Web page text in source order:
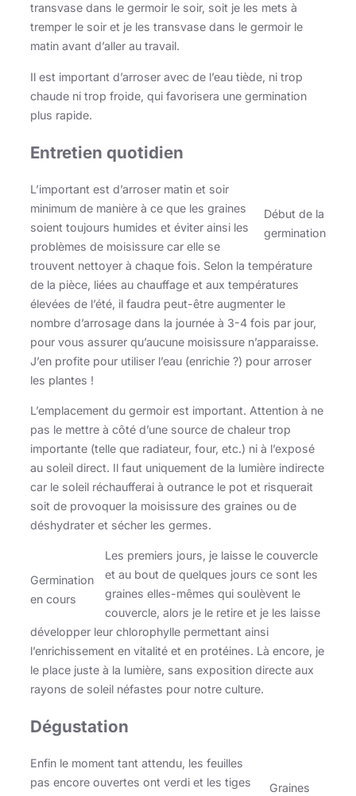
transvase dans le germoir le soir, soit je les mets à
tremper le soir et je les transvase dans le germoir le
matin avant d’aller au travail.
Il est important d’arroser avec de l’eau tiède, ni trop
chaude ni trop froide, qui favorisera une germination
plus rapide.
Entretien quotidien
Début de la
germination
L’important est d’arroser matin et soir
minimum de manière à ce que les graines
soient toujours humides et éviter ainsi les
problèmes de moisissure car elle se
trouvent nettoyer à chaque fois. Selon la température
de la pièce, liées au chauffage et aux températures
élevées de l’été, il faudra peut-être augmenter le
nombre d’arrosage dans la journée à 3-4 fois par jour,
pour vous assurer qu’aucune moisissure n’apparaisse.
J’en profite pour utiliser l’eau (enrichie ?) pour arroser
les plantes !
L’emplacement du germoir est important. Attention à ne
pas le mettre à côté d’une source de chaleur trop
importante (telle que radiateur, four, etc.) ni à l’exposé
au soleil direct. Il faut uniquement de la lumière indirecte
car le soleil réchaufferai à outrance le pot et risquerait
soit de provoquer la moisissure des graines ou de
déshydrater et sécher les germes.
Germination
en cours
Les premiers jours, je laisse le couvercle
et au bout de quelques jours ce sont les
graines elles-mêmes qui soulèvent le
couvercle, alors je le retire et je les laisse
développer leur chlorophylle permettant ainsi
l’enrichissement en vitalité et en protéines. Là encore, je
le place juste à la lumière, sans exposition directe aux
rayons de soleil néfastes pour notre culture.
Dégustation
Graines
Enfin le moment tant attendu, les feuilles
pas encore ouvertes ont verdi et les tiges